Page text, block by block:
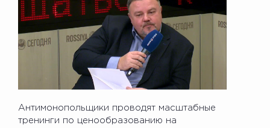
Антимонопольщики проводят масштабные
тренинги по ценообразованию на